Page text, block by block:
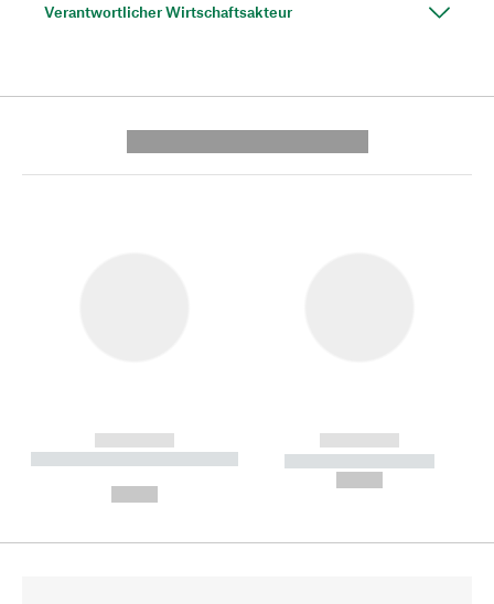
Verantwortlicher Wirtschaftsakteur
------------
----------- ----------- --------
------------
----------- -----------